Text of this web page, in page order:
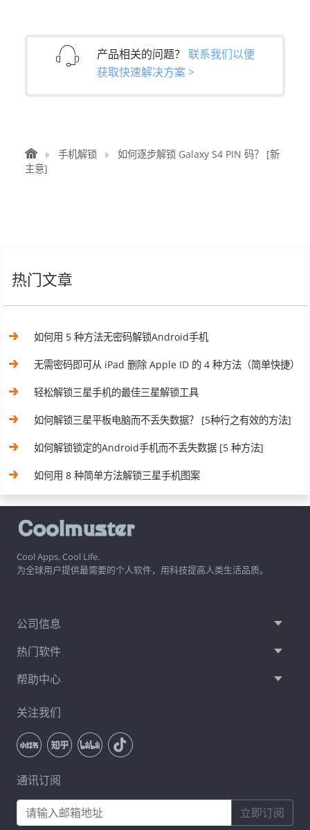
产品相关的问题？ 联系我们以便
获取快速解决方案 >
手机解锁
如何逐步解锁 Galaxy S4 PIN 码？ [新
主意]
热门文章
如何用 5 种方法无密码解锁Android手机
无需密码即可从 iPad 删除 Apple ID 的 4 种方法（简单快捷）
轻松解锁三星手机的最佳三星解锁工具
如何解锁三星平板电脑而不丢失数据？ [5种行之有效的方法]
如何解锁锁定的Android手机而不丢失数据 [5 种方法]
如何用 8 种简单方法解锁三星手机图案
Cool Apps, Cool Life.
为全球用户提供最需要的个人软件，用科技提高人类生活品质。
公司信息
热门软件
帮助中心
关注我们
通讯订阅
立即订阅